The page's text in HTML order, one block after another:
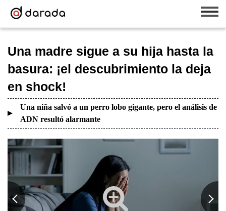
Una madre sigue a su hija hasta la
basura: ¡el descubrimiento la deja
en shock!
Una niña salvó a un perro lobo gigante, pero el análisis de
ADN resultó alarmante